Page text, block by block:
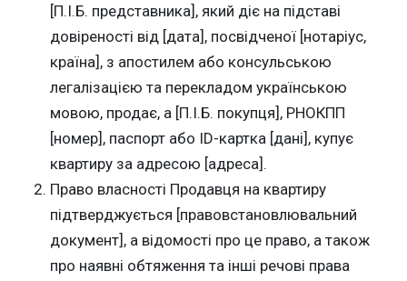
[П.І.Б. представника], який діє на підставі
довіреності від [дата], посвідченої [нотаріус,
країна], з апостилем або консульською
легалізацією та перекладом українською
мовою, продає, а [П.І.Б. покупця], РНОКПП
[номер], паспорт або ID-картка [дані], купує
квартиру за адресою [адреса].
Право власності Продавця на квартиру
підтверджується [правовстановлювальний
документ], а відомості про це право, а також
про наявні обтяження та інші речові права